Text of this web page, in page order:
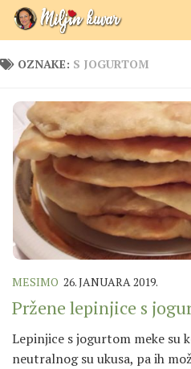
Skip to content
OZNAKE: S JOGURTOM
MESIMO 26. JANUARA 2019.
Pržene lepinjice s
Lepinjice s jogurtom meke su
neutralnog su ukusa, pa ih